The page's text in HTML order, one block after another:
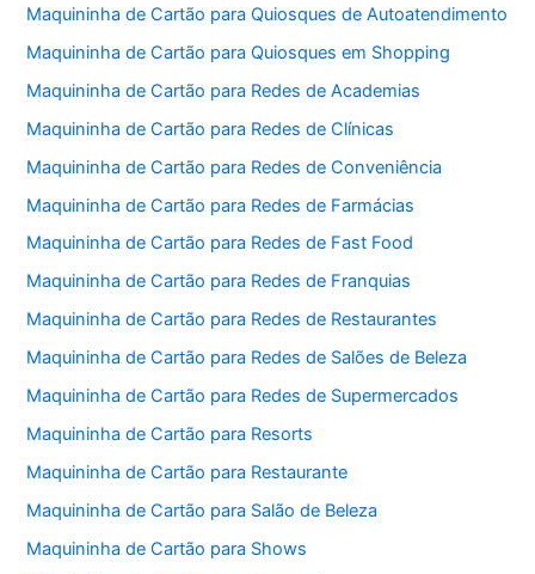
Maquininha de Cartão para Quiosques de Autoatendimento
Maquininha de Cartão para Quiosques em Shopping
Maquininha de Cartão para Redes de Academias
Maquininha de Cartão para Redes de Clínicas
Maquininha de Cartão para Redes de Conveniência
Maquininha de Cartão para Redes de Farmácias
Maquininha de Cartão para Redes de Fast Food
Maquininha de Cartão para Redes de Franquias
Maquininha de Cartão para Redes de Restaurantes
Maquininha de Cartão para Redes de Salões de Beleza
Maquininha de Cartão para Redes de Supermercados
Maquininha de Cartão para Resorts
Maquininha de Cartão para Restaurante
Maquininha de Cartão para Salão de Beleza
Maquininha de Cartão para Shows